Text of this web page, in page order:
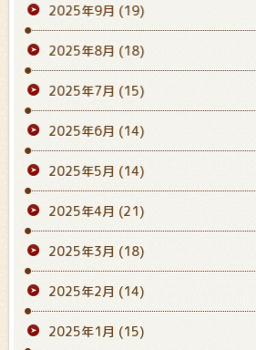
2025年9月 (19)
2025年8月 (18)
2025年7月 (15)
2025年6月 (14)
2025年5月 (14)
2025年4月 (21)
2025年3月 (18)
2025年2月 (14)
2025年1月 (15)